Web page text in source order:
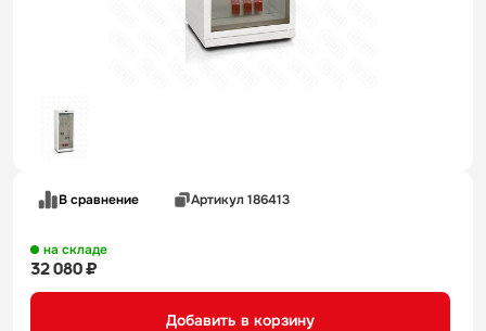
В сравнение Артикул 186413
на складе
32 080 ₽
Добавить в корзину